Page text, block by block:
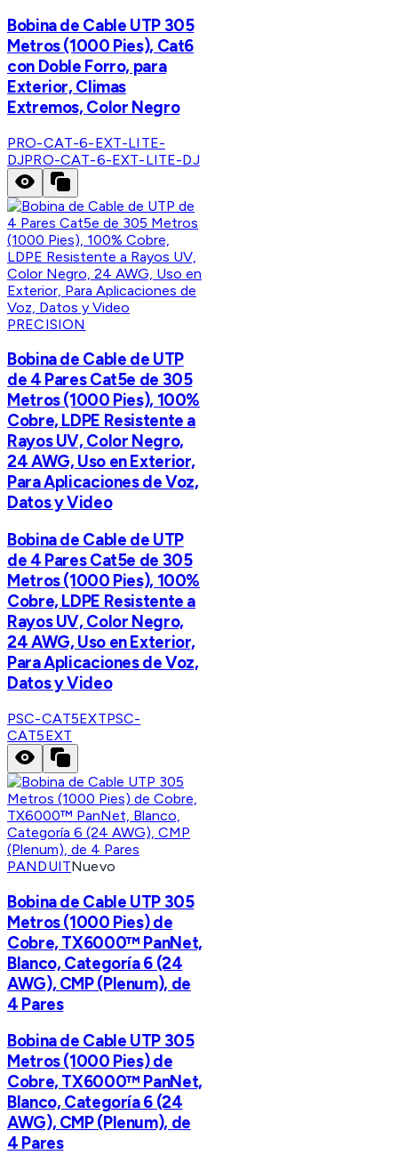
Bobina de Cable UTP 305
Metros (1000 Pies), Cat6
con Doble Forro, para
Exterior, Climas
Extremos, Color Negro
PRO-CAT-6-EXT-LITE-
DJPRO-CAT-6-EXT-LITE-DJ
PRECISION
Bobina de Cable de UTP
de 4 Pares Cat5e de 305
Metros (1000 Pies), 100%
Cobre, LDPE Resistente a
Rayos UV, Color Negro,
24 AWG, Uso en Exterior,
Para Aplicaciones de Voz,
Datos y Video
Bobina de Cable de UTP
de 4 Pares Cat5e de 305
Metros (1000 Pies), 100%
Cobre, LDPE Resistente a
Rayos UV, Color Negro,
24 AWG, Uso en Exterior,
Para Aplicaciones de Voz,
Datos y Video
PSC-CAT5EXTPSC-
CAT5EXT
PANDUITNuevo
Bobina de Cable UTP 305
Metros (1000 Pies) de
Cobre, TX6000™ PanNet,
Blanco, Categoría 6 (24
AWG), CMP (Plenum), de
4 Pares
Bobina de Cable UTP 305
Metros (1000 Pies) de
Cobre, TX6000™ PanNet,
Blanco, Categoría 6 (24
AWG), CMP (Plenum), de
4 Pares